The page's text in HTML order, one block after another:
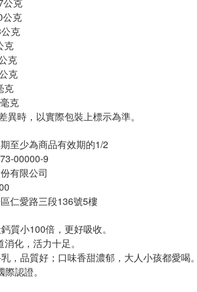
公克
克
克
克
克
克
克
時，以實際包裝上標示為準。
至少為商品有效期的1/2
00000-9
有限公司
仁愛路三段136號5樓
質小100倍，更好吸收。
化，活力十足。
，品質好；口味香甜濃郁，大人小孩都愛喝
認證。